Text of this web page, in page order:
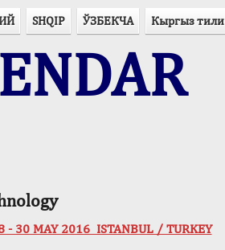
SHQIP ЎЗБЕКЧА Кыргыз тили
30 MAY 2016 ISTANBUL / TURKEY